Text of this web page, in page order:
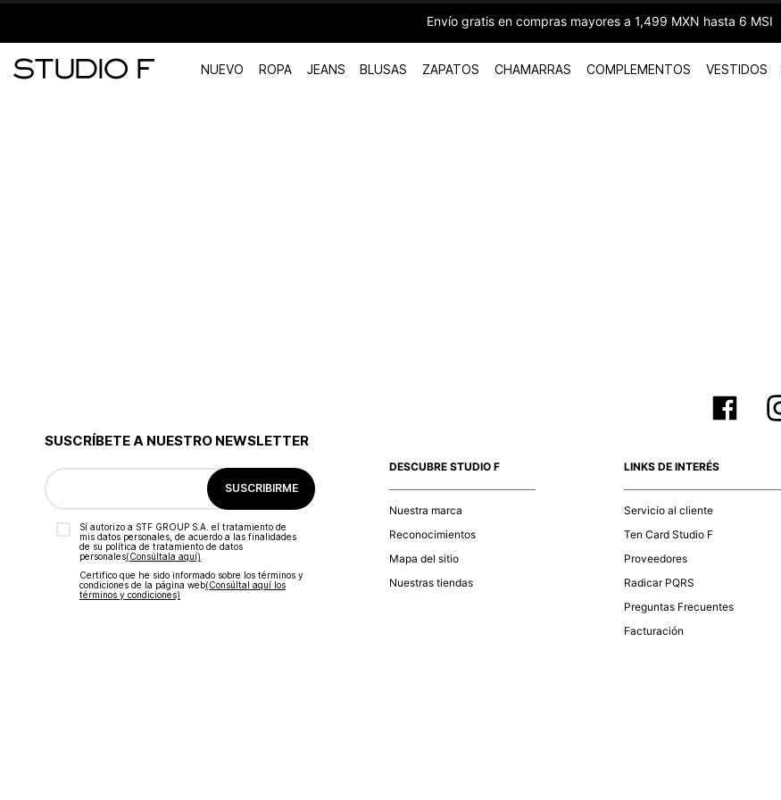
Envío gratis en compras mayores a 1,499 MXN hasta 6 MSI
NUEVO ROPA JEANS BLUSAS ZAPATOS CHAMARRAS COMPLEMENTOS VESTIDOS
SUSCRÍBETE A NUESTRO NEWSLETTER
SUSCRIBIRME
Sí autorizo a STF GROUP S.A. el tratamiento de
mis datos personales, de acuerdo a las finalidades
de su política de tratamiento de datos
personales‎(Consúltala aquí)
Certifico que he sido informado sobre los términos y
condiciones de la página web‎(Consúltal aquí los
términos y condiciones)
DESCUBRE STUDIO F
Nuestra marca
Reconocimientos
Mapa del sitio
Nuestras tiendas
LINKS DE INTERÉS
Servicio al cliente
Ten Card Studio F
Proveedores
Radicar PQRS
Preguntas Frecuentes
Facturación